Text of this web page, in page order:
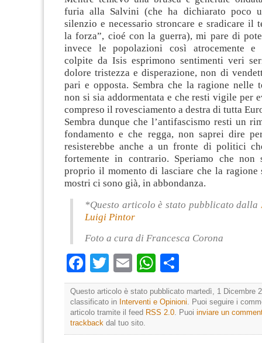
furia alla Salvini (che ha dichiarato poco
silenzio e necessario stroncare e sradicare il
la forza”, cioé con la guerra), mi pare di
invece le popolazioni così atrocemente e
colpite da Isis esprimono sentimenti veri
dolore tristezza e disperazione, non di
pari e opposta. Sembra che la ragione nelle
non si sia addormentata e che resti vigile per
compreso il rovesciamento a destra di tutta
Sembra dunque che l’antifascismo resti un
fondamento e che regga, non saprei dire
resisterebbe anche a un fronte di politici
fortemente in contrario. Speriamo che non
proprio il momento di lasciare che la ragione
mostri ci sono già, in abbondanza.
*Questo articolo è stato pubblicato dalla
Luigi Pintor
Foto a cura di Francesca Corona
Facebook
TwitterEmailWhatsApp
Questo articolo è stato pubblicato martedì, 1 Dicembre
classificato in Interventi e Opinioni. Puoi seguire i
articolo tramite il feed RSS 2.0. Puoi inviare un
trackback dal tuo sito.